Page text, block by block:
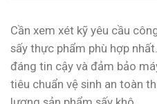
Cần xem xét kỹ yêu cầu
sấy thực phẩm phù hợp
đáng tin cậy và đảm bảo
tiêu chuẩn vệ sinh an toàn